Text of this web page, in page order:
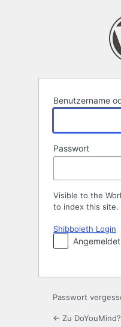
Benutzername
Passwort
Visible to the
to index this site.
Shibboleth Login
Passwort
← Zu DoYouMind?